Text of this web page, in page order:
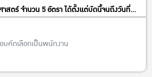
าสตร์ จำนวน 5 อัตรา ได้ตั้งแต่บัดนี้จนถึงวันที่
คัดเลือกเป็นพนักงาน